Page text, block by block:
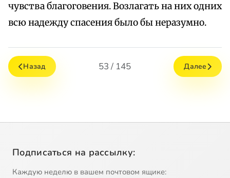
чувства благоговения. Возлагать на них одних
всю надежду спасения было бы неразумно.
Назад 53 / 145 Далее
Подписаться на рассылку:
Каждую неделю в вашем почтовом ящике: